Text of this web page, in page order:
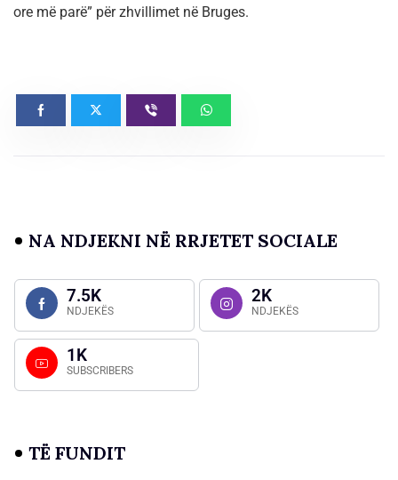
ore më parë” për zhvillimet në Bruges.
NA NDJEKNI NË RRJETET SOCIALE
7.5K
NDJEKËS
2K
NDJEKËS
1K
SUBSCRIBERS
TË FUNDIT